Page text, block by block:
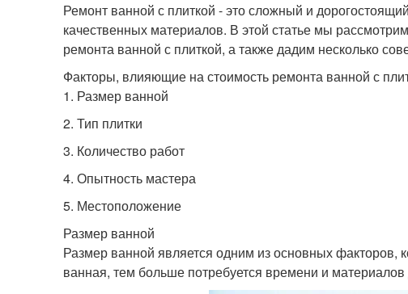
Ремонт ванной с плиткой - это сложный и
качественных материалов. В этой статье мы
ремонта ванной с плиткой, а также дадим несколько
Факторы, влияющие на стоимость ремонта ванной с
1. Размер ванной
2. Тип плитки
3. Количество работ
4. Опытность мастера
5. Местоположение
Размер ванной
Размер ванной является одним из основных
ванная, тем больше потребуется времени и